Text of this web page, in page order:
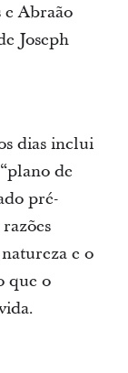
e Abraão
Joseph
dias inclui
de
pré-
e o
que o